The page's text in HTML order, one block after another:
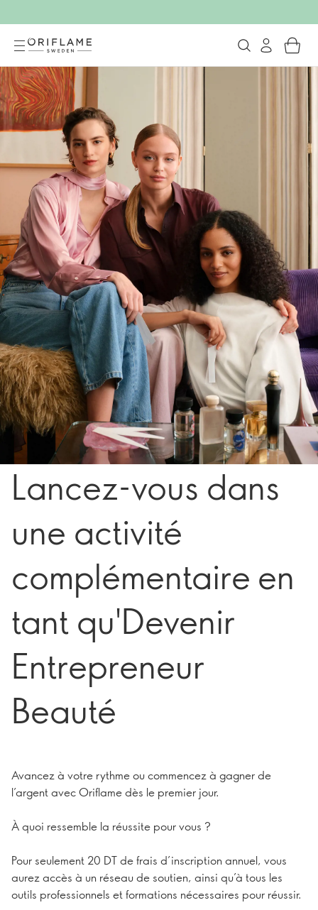
Lancez-vous dans
une activité
complémentaire en
tant qu'Devenir
Entrepreneur
Beauté
Avancez à votre rythme ou commencez à gagner de
l’argent avec Oriflame dès le premier jour.
À quoi ressemble la réussite pour vous ?
Pour seulement 20 DT de frais d’inscription annuel, vous
aurez accès à un réseau de soutien, ainsi qu’à tous les
outils professionnels et formations nécessaires pour réussir.